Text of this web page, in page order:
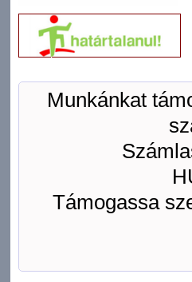
Munkánkat
Támogassa